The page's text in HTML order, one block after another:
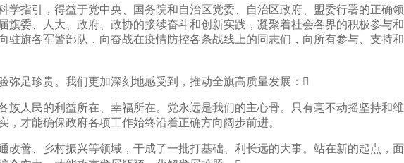
指引，得益于党中央、国务院和自治区党委、自治区政府、盟委行署的正确领
委、人大、政府、政协的接续奋斗和创新实践，凝聚着社会各界的积极参与和
旗各军警部队，向奋战在疫情防控各条战线上的同志们，向所有参与、支持和
足珍贵。我们更加深刻地感受到，推动全旗高质量发展：
民的利益所在、幸福所在。党永远是我们的主心骨。只有毫不动摇坚持和维
才能确保政府各项工作始终沿着正确方向阔步前进。
、乡村振兴等领域，干成了一批打基础、利长远的大事。站在新的起点，面